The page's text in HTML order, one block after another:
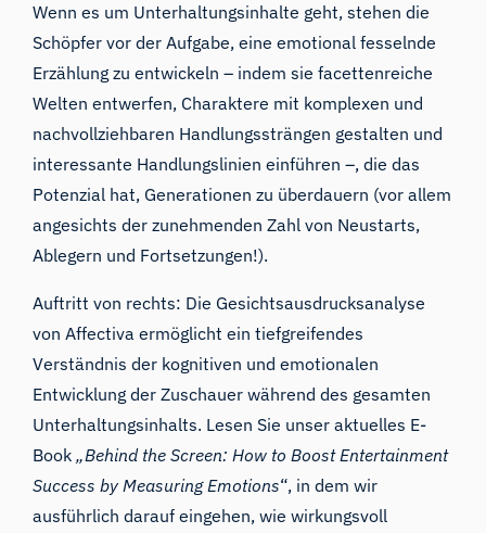
Wenn es um Unterhaltungsinhalte geht, stehen die
Schöpfer vor der Aufgabe, eine emotional fesselnde
Erzählung zu entwickeln – indem sie facettenreiche
Welten entwerfen, Charaktere mit komplexen und
nachvollziehbaren Handlungssträngen gestalten und
interessante Handlungslinien einführen –, die das
Potenzial hat, Generationen zu überdauern (vor allem
angesichts der zunehmenden Zahl von Neustarts,
Ablegern und Fortsetzungen!).
Auftritt von rechts: Die Gesichtsausdrucksanalyse
von Affectiva ermöglicht ein tiefgreifendes
Verständnis der kognitiven und emotionalen
Entwicklung der Zuschauer während des gesamten
Unterhaltungsinhalts. Lesen Sie unseraktuelles E-
Book „Behind the Screen: How to Boost Entertainment
Success by Measuring Emotions“, in dem wir
ausführlich darauf eingehen, wie wirkungsvoll